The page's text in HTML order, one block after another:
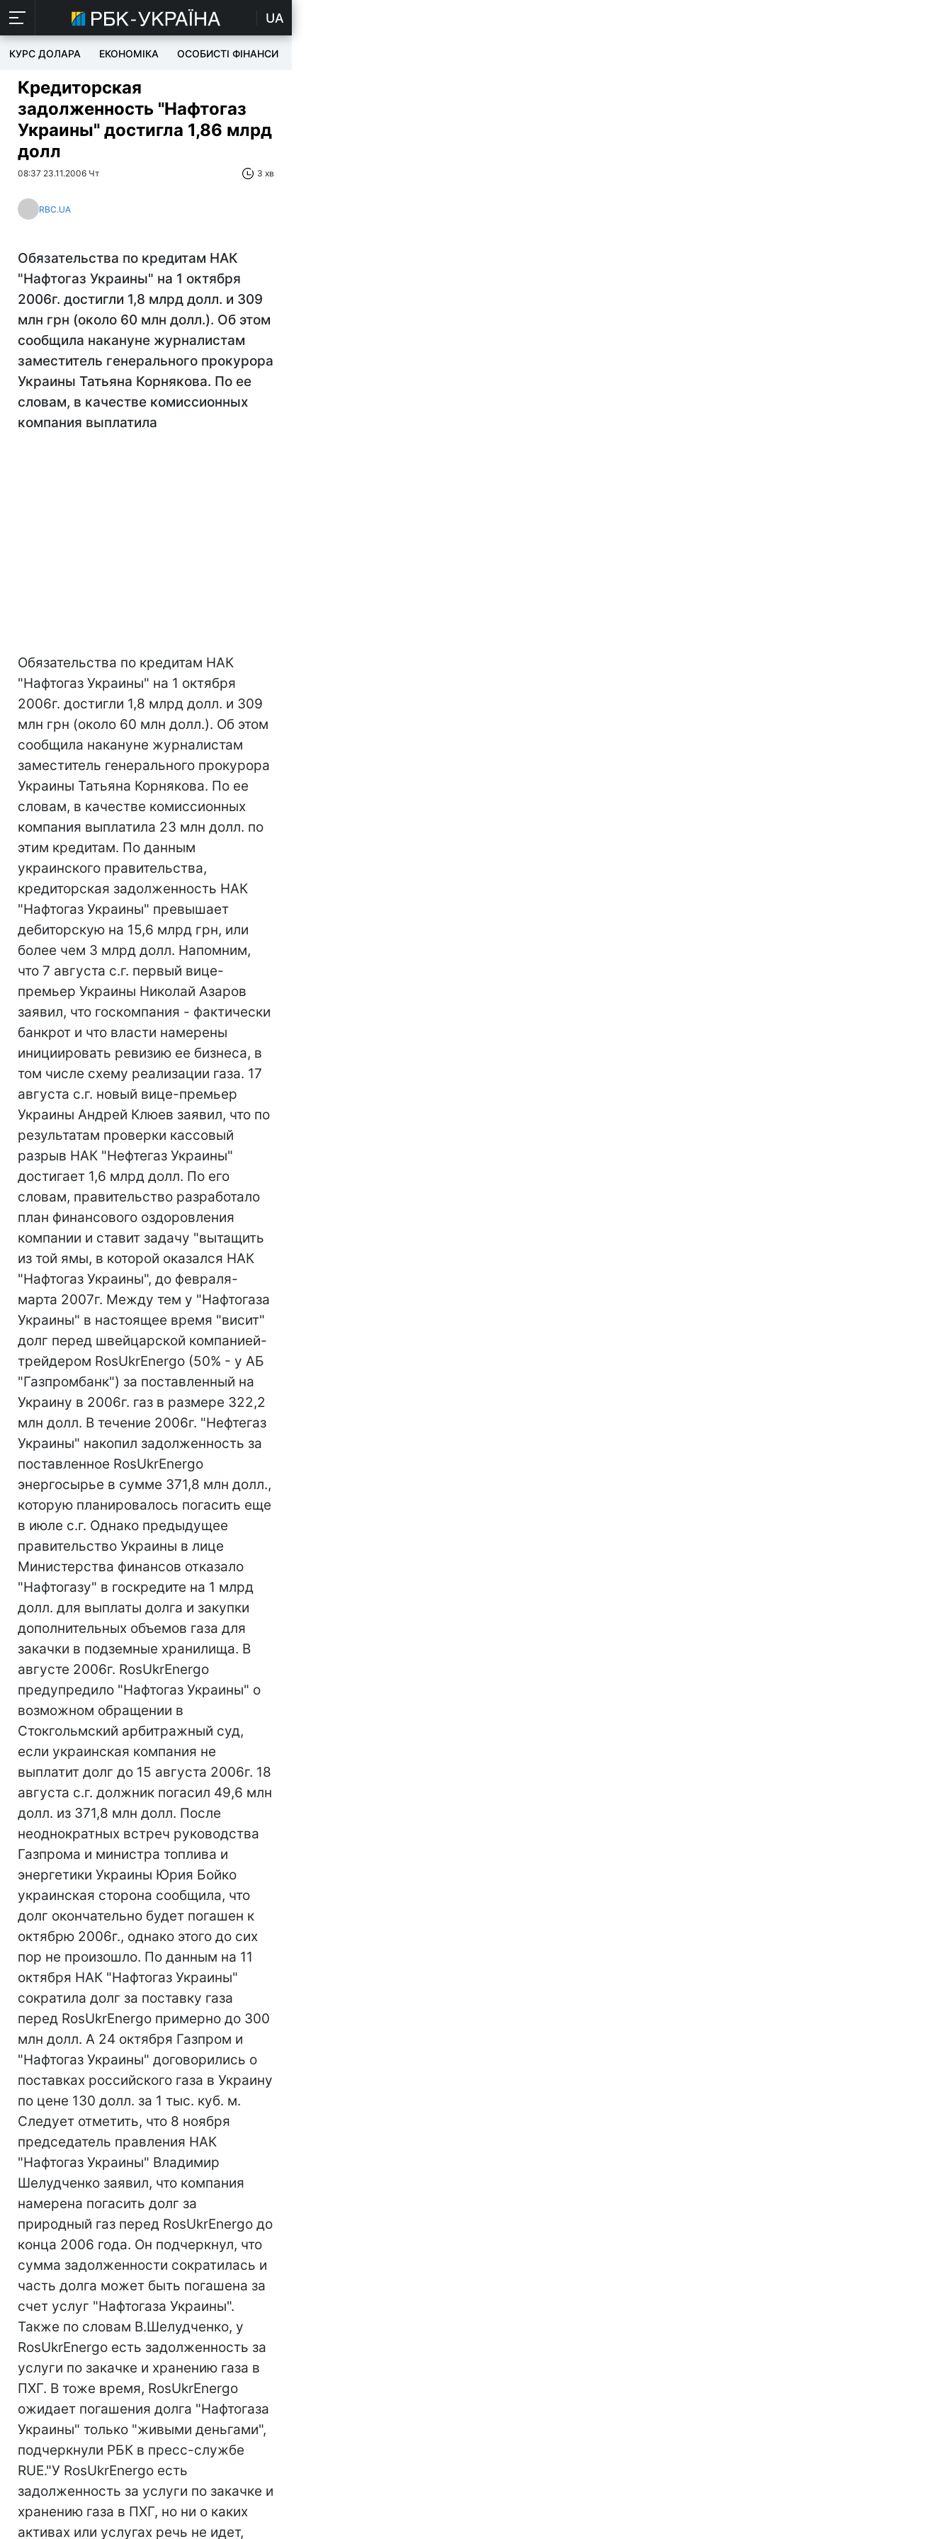
UA
КУРС ДОЛАРА ЕКОНОМІКА ОСОБИСТІ ФІНАНСИ
Кредиторская
задолженность "Нафтогаз
Украины" достигла 1,86 млрд
долл
08:37 23.11.2006 Чт 3 хв
RBC.UA
Обязательства по кредитам НАК
"Нафтогаз Украины" на 1 октября
2006г. достигли 1,8 млрд долл. и 309
млн грн (около 60 млн долл.). Об этом
сообщила накануне журналистам
заместитель генерального прокурора
Украины Татьяна Корнякова. По ее
словам, в качестве комиссионных
компания выплатила
Обязательства по кредитам НАК
"Нафтогаз Украины" на 1 октября
2006г. достигли 1,8 млрд долл. и 309
млн грн (около 60 млн долл.). Об этом
сообщила накануне журналистам
заместитель генерального прокурора
Украины Татьяна Корнякова. По ее
словам, в качестве комиссионных
компания выплатила 23 млн долл. по
этим кредитам. По данным
украинского правительства,
кредиторская задолженность НАК
"Нафтогаз Украины" превышает
дебиторскую на 15,6 млрд грн, или
более чем 3 млрд долл. Напомним,
что 7 августа с.г. первый вице-
премьер Украины Николай Азаров
заявил, что госкомпания - фактически
банкрот и что власти намерены
инициировать ревизию ее бизнеса, в
том числе схему реализации газа. 17
августа с.г. новый вице-премьер
Украины Андрей Клюев заявил, что по
результатам проверки кассовый
разрыв НАК "Нефтегаз Украины"
достигает 1,6 млрд долл. По его
словам, правительство разработало
план финансового оздоровления
компании и ставит задачу "вытащить
из той ямы, в которой оказался НАК
"Нафтогаз Украины", до февраля-
марта 2007г. Между тем у "Нафтогаза
Украины" в настоящее время "висит"
долг перед швейцарской компанией-
трейдером RosUkrEnergo (50% - у АБ
"Газпромбанк") за поставленный на
Украину в 2006г. газ в размере 322,2
млн долл. В течение 2006г. "Нефтегаз
Украины" накопил задолженность за
поставленное RosUkrEnergo
энергосырье в сумме 371,8 млн долл.,
которую планировалось погасить еще
в июле с.г. Однако предыдущее
правительство Украины в лице
Министерства финансов отказало
"Нафтогазу" в госкредите на 1 млрд
долл. для выплаты долга и закупки
дополнительных объемов газа для
закачки в подземные хранилища. В
августе 2006г. RosUkrEnergo
предупредило "Нафтогаз Украины" о
возможном обращении в
Стокгольмский арбитражный суд,
если украинская компания не
выплатит долг до 15 августа 2006г. 18
августа с.г. должник погасил 49,6 млн
долл. из 371,8 млн долл. После
неоднократных встреч руководства
Газпрома и министра топлива и
энергетики Украины Юрия Бойко
украинская сторона сообщила, что
долг окончательно будет погашен к
октябрю 2006г., однако этого до сих
пор не произошло. По данным на 11
октября НАК "Нафтогаз Украины"
сократила долг за поставку газа
перед RosUkrEnergo примерно до 300
млн долл. А 24 октября Газпром и
"Нафтогаз Украины" договорились о
поставках российского газа в Украину
по цене 130 долл. за 1 тыс. куб. м.
Следует отметить, что 8 ноября
председатель правления НАК
"Нафтогаз Украины" Владимир
Шелудченко заявил, что компания
намерена погасить долг за
природный газ перед RosUkrEnergo до
конца 2006 года. Он подчеркнул, что
сумма задолженности сократилась и
часть долга может быть погашена за
счет услуг "Нафтогаза Украины".
Также по словам В.Шелудченко, у
RosUkrEnergo есть задолженность за
услуги по закачке и хранению газа в
ПХГ. В тоже время, RosUkrEnergo
ожидает погашения долга "Нафтогаза
Украины" только "живыми деньгами",
подчеркнули РБК в пресс-службе
RUE."У RosUkrEnergo есть
задолженность за услуги по закачке и
хранению газа в ПХГ, но ни о каких
активах или услугах речь не идет,